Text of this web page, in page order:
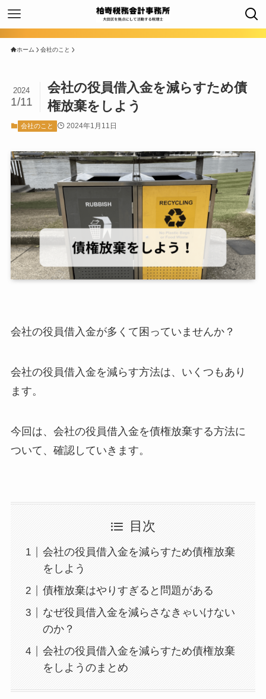
ホーム 会社のこと
会社の役員借入金を減らすため債
権放棄をしよう
2024
1/11
会社のこと 2024年1月11日
会社の役員借入金が多くて困っていませんか？
会社の役員借入金を減らす方法は、いくつもあり
ます。
今回は、会社の役員借入金を債権放棄する方法に
ついて、確認していきます。
目次
会社の役員借入金を減らすため債権放棄
をしよう
債権放棄はやりすぎると問題がある
なぜ役員借入金を減らさなきゃいけない
のか？
会社の役員借入金を減らすため債権放棄
をしようのまとめ